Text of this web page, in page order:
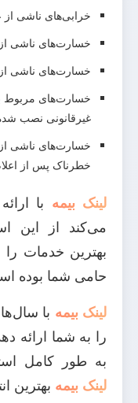
خرابی‌های ناشی از
خسارت‌های ناشی
خسارت‌های ناشی
خسارت‌های مربوط
غیرقانونی نصب
خسارت‌های ناشی
خطرناک پس از
لینک بیمه با
می‌کند از این
بهترین خدمات
حامی شما بوده
لینک بیمه با
را به شما ارائه
به طور کامل
لینک بیمه بهترین